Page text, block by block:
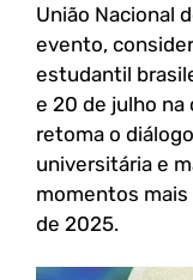
União Nacional
evento,
estudantil
e 20 de julho na
retoma o
universitária e
momentos
de 2025.